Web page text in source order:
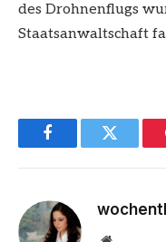
des Drohnenflugs
Staatsanwaltschaft
FacebookTwitter
Website